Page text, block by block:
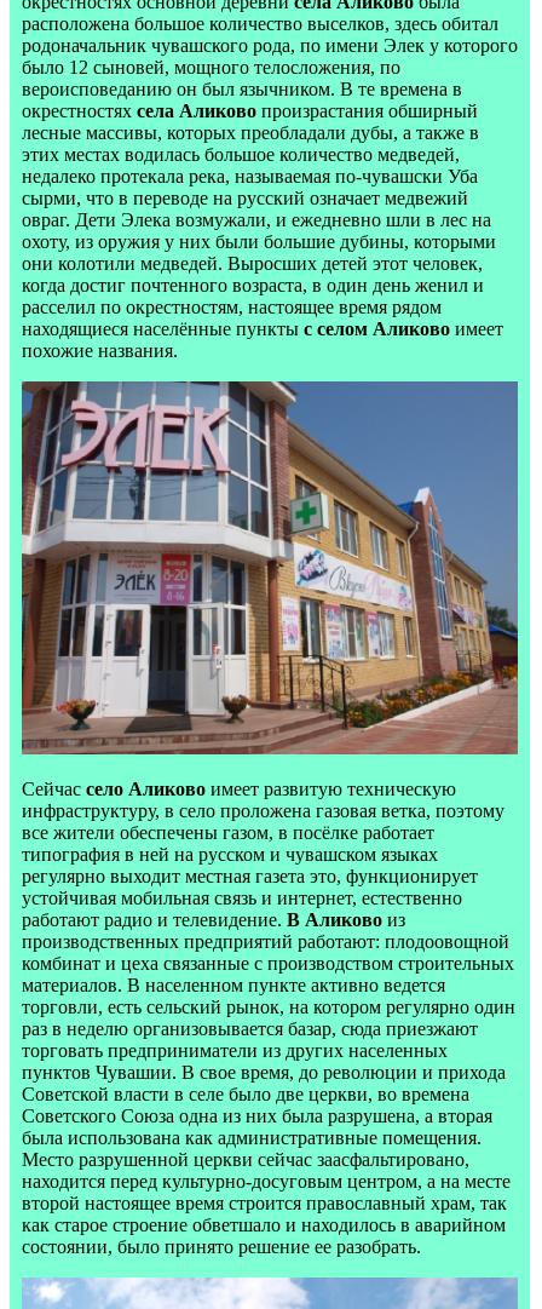
расположена большое количество выселков, здесь обитал
родоначальник чувашского рода, по имени Элек у которого
было 12 сыновей, мощного телосложения, по
вероисповеданию он был язычником. В те времена в
окрестностях села Аликово произрастания обширный
лесные массивы, которых преобладали дубы, а также в
этих местах водилась большое количество медведей,
недалеко протекала река, называемая по-чувашски Уба
сырми, что в переводе на русский означает медвежий
овраг. Дети Элека возмужали, и ежедневно шли в лес на
охоту, из оружия у них были большие дубины, которыми
они колотили медведей. Выросших детей этот человек,
когда достиг почтенного возраста, в один день женил и
расселил по окрестностям, настоящее время рядом
находящиеся населённые пункты с селом Аликово имеет
похожие названия.
Сейчас село Аликово имеет развитую техническую
инфраструктуру, в село проложена газовая ветка, поэтому
все жители обеспечены газом, в посёлке работает
типография в ней на русском и чувашском языках
регулярно выходит местная газета это, функционирует
устойчивая мобильная связь и интернет, естественно
работают радио и телевидение. В Аликово из
производственных предприятий работают: плодоовощной
комбинат и цеха связанные с производством строительных
материалов. В населенном пункте активно ведется
торговли, есть сельский рынок, на котором регулярно один
раз в неделю организовывается базар, сюда приезжают
торговать предприниматели из других населенных
пунктов Чувашии. В свое время, до революции и прихода
Советской власти в селе было две церкви, во времена
Советского Союза одна из них была разрушена, а вторая
была использована как административные помещения.
Место разрушенной церкви сейчас заасфальтировано,
находится перед культурно-досуговым центром, а на месте
второй настоящее время строится православный храм, так
как старое строение обветшало и находилось в аварийном
состоянии, было принято решение ее разобрать.